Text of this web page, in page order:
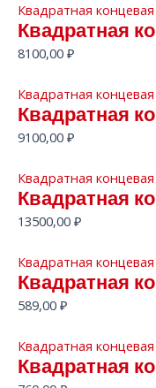
Квадратная
Квадратная
8100,00 ₽
Квадратная
Квадратная
9100,00 ₽
Квадратная
Квадратная
13500,00 ₽
Квадратная
Квадратная
589,00 ₽
Квадратная
Квадратная